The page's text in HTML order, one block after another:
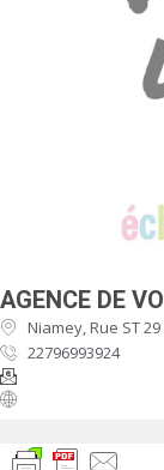
AGENCE DE
Niamey, Rue ST
22796993924